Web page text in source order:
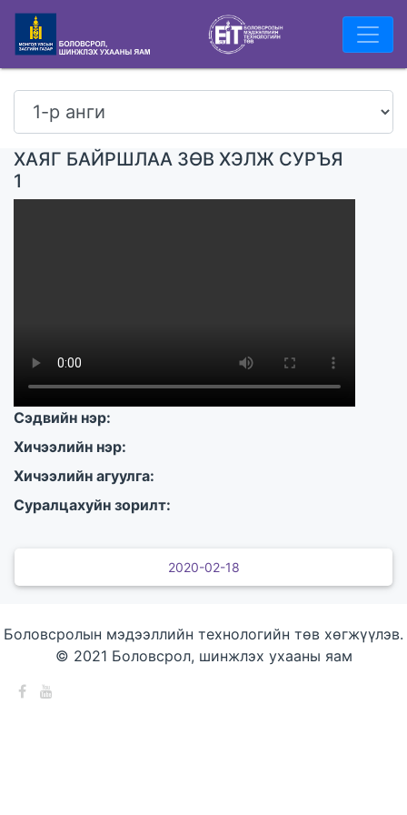
ХАЯГ БАЙРШЛАА ЗӨВ ХЭЛЖ СУРЪЯ
1
Сэдвийн нэр:
Хичээлийн нэр:
Хичээлийн агуулга:
Суралцахуйн зорилт:
2020-02-18
Боловсролын мэдээллийн технологийн төв хөгжүүлэв.
© 2021 Боловсрол, шинжлэх ухааны яам